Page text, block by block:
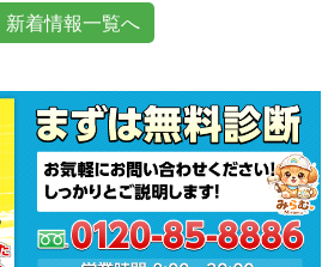
新着情報一覧へ